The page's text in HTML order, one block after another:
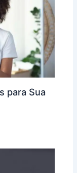
para Sua